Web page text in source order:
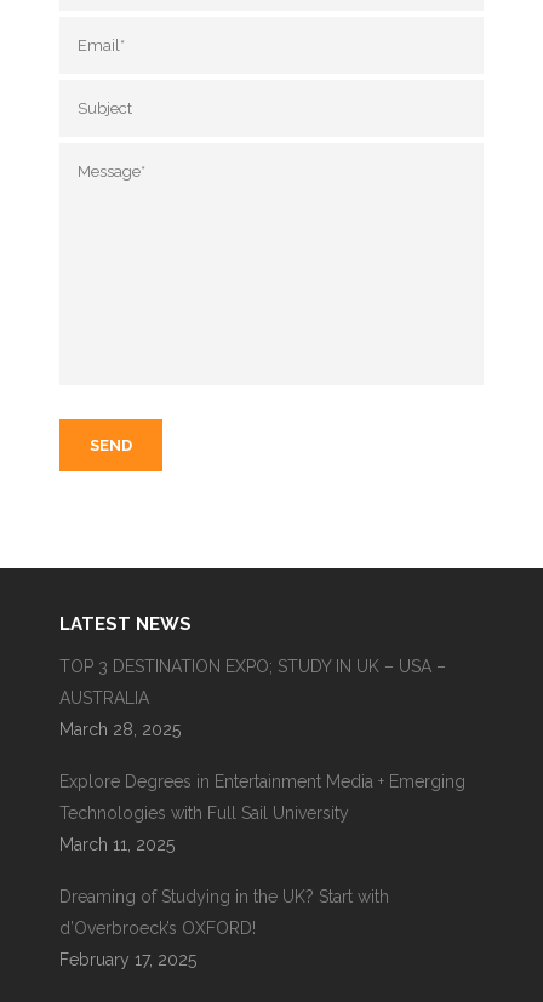
LATEST NEWS
TOP 3 DESTINATION EXPO; STUDY IN UK – USA –
AUSTRALIA
March 28, 2025
Explore Degrees in Entertainment Media + Emerging
Technologies with Full Sail University
March 11, 2025
Dreaming of Studying in the UK? Start with
d’Overbroeck’s OXFORD!
February 17, 2025